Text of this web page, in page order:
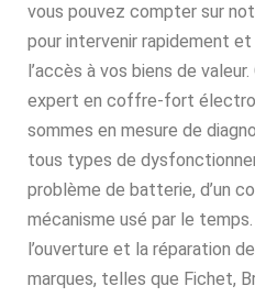
vous pouvez compter sur
pour intervenir rapidement
l’accès à vos biens de
expert en coffre-fort
sommes en mesure de
tous types de
problème de batterie, d’un
mécanisme usé par le
l’ouverture et la réparation
marques, telles que Fichet,